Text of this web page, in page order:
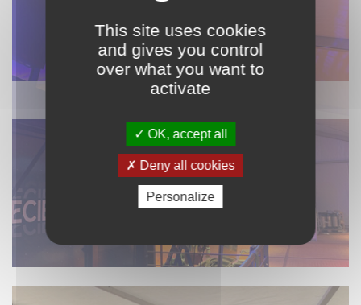
ÉCLAIRAGE / MACHINE À EFFET
This site uses cookies
and gives you control
over what you want to
activate
OK, accept all
Deny all cookies
Personalize